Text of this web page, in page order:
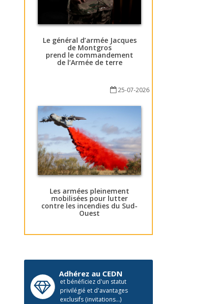
Le général d’armée Jacques
de Montgros
prend le commandement
de l’Armée de terre
25-07-2026
Les armées pleinement
mobilisées pour lutter
contre les incendies du Sud-
Ouest
Adhérez au CEDN
et bénéficiez d'un statut
privilégié et d'avantages
exclusifs (invitations...)